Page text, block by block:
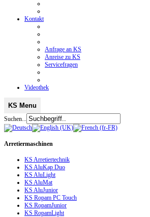
Kontakt
Anfrage an KS
Anreise zu KS
Servicefragen
Videothek
KS Menu
Suchen...
Arretiermaschinen
KS Arretiertechnik
KS AluKap Duo
KS AluLight
KS AluMat
KS AluJunior
KS Ropam PC Touch
KS RopamJunior
KS RopamLight